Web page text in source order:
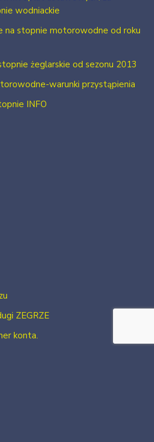
wodniackie
na stopnie motorowodne od roku
żeglarskie od sezonu 2013
warunki przystąpienia
INFO
ZEGRZE
konta.